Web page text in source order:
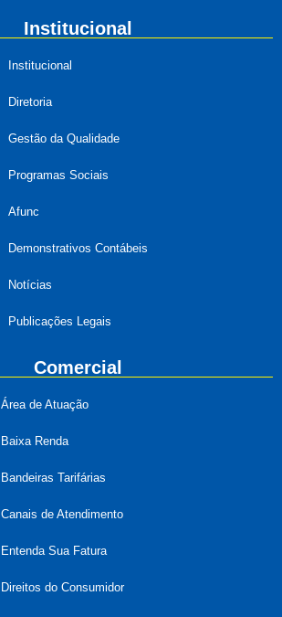
Institucional
Institucional
Diretoria
Gestão da Qualidade
Programas Sociais
Afunc
Demonstrativos Contábeis
Notícias
Publicações Legais
Comercial
Área de Atuação
Baixa Renda
Bandeiras Tarifárias
Canais de Atendimento
Entenda Sua Fatura
Direitos do Consumidor